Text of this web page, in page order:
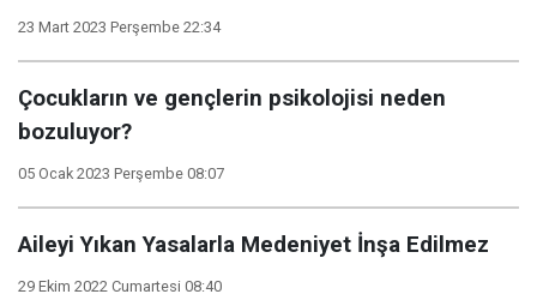
23 Mart 2023 Perşembe 22:34
Çocukların ve gençlerin psikolojisi neden
bozuluyor?
05 Ocak 2023 Perşembe 08:07
Aileyi Yıkan Yasalarla Medeniyet İnşa Edilmez
29 Ekim 2022 Cumartesi 08:40